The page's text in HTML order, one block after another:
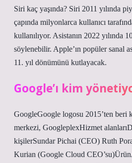
Siri kaç yaşında? Siri 2011 yılında
çapında milyonlarca kullanıcı
kullanılıyor. Asistanın 2022 yılında
söylenebilir. Apple’ın popüler sanal
11. yıl dönümünü kutlayacak.
Google’ı kim
GoogleGoogle logosu 2015’ten beri
merkezi, GoogleplexHizmet
kişilerSundar Pichai (CEO) Ruth
Kurian (Google Cloud